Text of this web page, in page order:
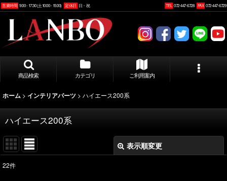
営業時間 9:00 - 17:30 (土10:00 - 15:00) 定休日 日・祝 TEL 072-447-6728 FAX 072-447-6729
商品検索 カテゴリ ご利用案内
ホーム > インテリアパーツ > ハイエース200系
ハイエース200系
表示順変更
22件